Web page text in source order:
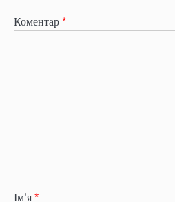
Коментар *
Ім'я *